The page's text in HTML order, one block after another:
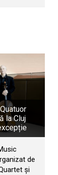
la Cluj
de
și